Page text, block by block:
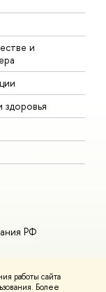
работы сайта
Более
и
РФ